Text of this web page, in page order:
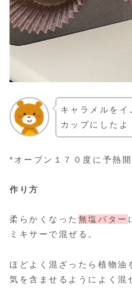
キャラメルを
カップにしたよ
*オーブン１７０度に予熱開
作り方
柔らかくなった 無塩バター
ミキサーで混ぜる。
ほどよく混ざったら植物油
気を含ませるようによく混